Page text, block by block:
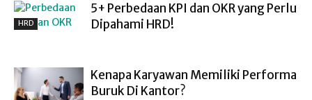
HRD
5+ Perbedaan KPI dan OKR yang Perlu
Dipahami HRD!
Kenapa Karyawan Memiliki Performa
Buruk Di Kantor?